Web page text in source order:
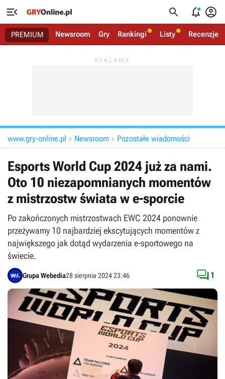
   
PREMIUM Newsroom Gry Rankingi Listy Recenzje
www.gry-online.pl  Newsroom  Pozostałe wiadomości
Esports World Cup 2024 już za nami.
Oto 10 niezapomnianych momentów
z mistrzostw świata w e-sporcie
Po zakończonych mistrzostwach EWC 2024 ponownie
przeżywamy 10 najbardziej ekscytujących momentów z
największego jak dotąd wydarzenia e-sportowego na
świecie.
Grupa Webedia28 sierpnia 2024 23:46  1